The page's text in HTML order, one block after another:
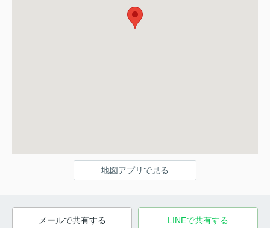
地図アプリで見る
メールで共有する LINEで共有する